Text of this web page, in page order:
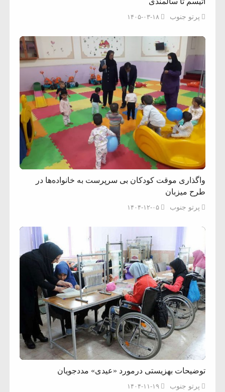
پرتو جنوب ۱۴۰۵-۰۳-۱۸
واگذاری موقت کودکان بی سرپرست به خانواده‌ها در
طرح میزبان
پرتو جنوب ۱۴۰۴-۱۲-۰۵
توضیحات بهزیستی درمورد «عیدی» مددجویان
پرتو جنوب ۱۴۰۴-۱۱-۱۹